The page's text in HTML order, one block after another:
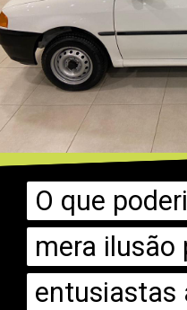
O que
mera ilusão
entusiastas
O que
mera ilusão
entusiastas